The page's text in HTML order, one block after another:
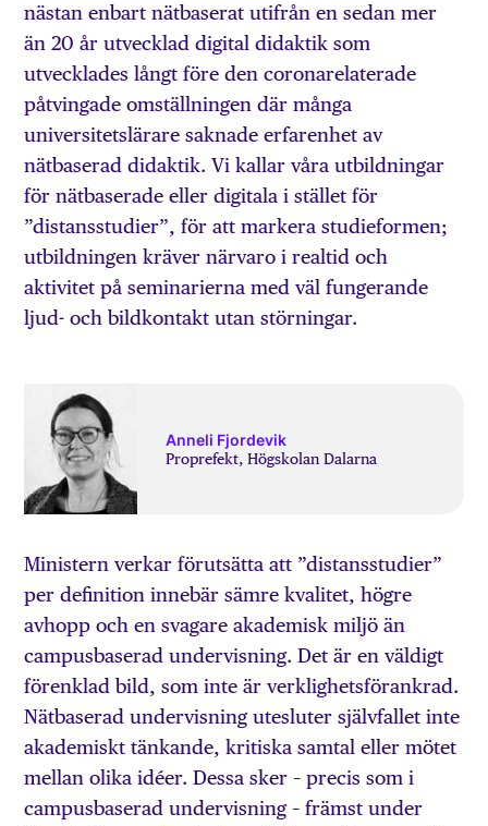
nästan enbart nätbaserat utifrån en sedan mer
än 20 år utvecklad digital didaktik som
utvecklades långt före den coronarelaterade
påtvingade omställningen där många
universitetslärare saknade erfarenhet av
nätbaserad didaktik. Vi kallar våra utbildningar
för nätbaserade eller digitala i stället för
”distansstudier”, för att markera studieformen;
utbildningen kräver närvaro i realtid och
aktivitet på seminarierna med väl fungerande
ljud- och bildkontakt utan störningar.
Anneli Fjordevik
Proprefekt, Högskolan Dalarna
Ministern verkar förutsätta att ”distansstudier”
per definition innebär sämre kvalitet, högre
avhopp och en svagare akademisk miljö än
campusbaserad undervisning. Det är en väldigt
förenklad bild, som inte är verklighetsförankrad.
Nätbaserad undervisning utesluter självfallet inte
akademiskt tänkande, kritiska samtal eller mötet
mellan olika idéer. Dessa sker – precis som i
campusbaserad undervisning – främst under